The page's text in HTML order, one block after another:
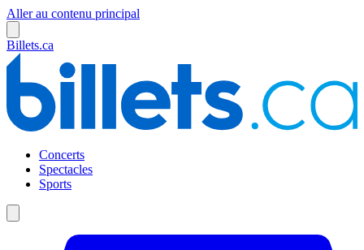
Aller au contenu principal
Billets.ca
Concerts
Spectacles
Sports